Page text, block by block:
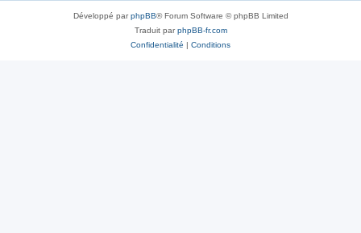
Développé parphpBB® Forum Software © phpBB Limited
Traduit parphpBB-fr.com
Confidentialité | Conditions